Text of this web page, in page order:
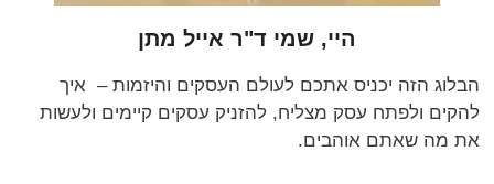
היי, שמי ד"ר אייל מתן
הבלוג הזה יכניס אתכם לעולם העסקים והיזמות – איך
להקים ולפתח עסק מצליח, להזניק עסקים קיימים ולעשות
את מה שאתם אוהבים.